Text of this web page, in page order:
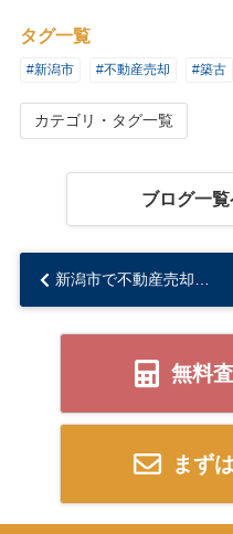
タグ一覧
#新潟市 #不動産売却 #築古
カテゴリ・タグ一覧
ブログ一
無料
まず